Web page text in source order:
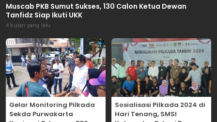
Muscab PKB Sumut Sukses, 130 Calon Ketua Dewan
Tanfidz Siap Ikuti UKK
4 bulan yang lalu
Gelar Monitoring Pilkada
Sekda Purwakarta
Sosialisasi Pilkada 2024 di
Hari Tenang, SMSI